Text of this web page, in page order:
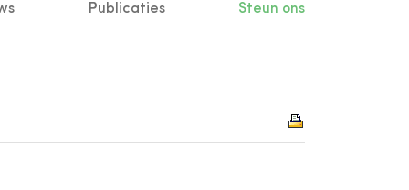
Publicaties Steun ons